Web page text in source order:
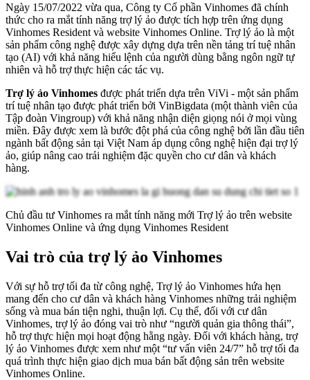
Ngày 15/07/2022 vừa qua, Công ty Cổ phần Vinhomes đã chính
thức cho ra mắt tính năng trợ lý ảo được tích hợp trên ứng dụng
Vinhomes Resident và website Vinhomes Online. Trợ lý ảo là một
sản phẩm công nghệ được xây dựng dựa trên nền tảng trí tuệ nhân
tạo (AI) với khả năng hiểu lệnh của người dùng bằng ngôn ngữ tự
nhiên và hỗ trợ thực hiện các tác vụ.
Trợ lý ảo Vinhomes được phát triển dựa trên ViVi - một sản phẩm
trí tuệ nhân tạo được phát triển bởi VinBigdata (một thành viên của
Tập đoàn Vingroup) với khả năng nhận diện giọng nói ở mọi vùng
miền. Đây được xem là bước đột phá của công nghệ bởi lần đầu tiên
ngành bất động sản tại Việt Nam áp dụng công nghệ hiện đại trợ lý
ảo, giúp nâng cao trải nghiệm đặc quyền cho cư dân và khách
hàng.
Chủ đầu tư Vinhomes ra mắt tính năng mới Trợ lý ảo trên website
Vinhomes Online và ứng dụng Vinhomes Resident
Vai trò của trợ lý ảo Vinhomes
Với sự hỗ trợ tối đa từ công nghệ, Trợ lý ảo Vinhomes hứa hẹn
mang đến cho cư dân và khách hàng Vinhomes những trải nghiệm
sống và mua bán tiện nghi, thuận lợi. Cụ thể, đối với cư dân
Vinhomes, trợ lý ảo đóng vai trò như “người quản gia thông thái”,
hỗ trợ thực hiện mọi hoạt động hằng ngày. Đối với khách hàng, trợ
lý ảo Vinhomes được xem như một “tư vấn viên 24/7” hỗ trợ tối đa
quá trình thực hiện giao dịch mua bán bất động sản trên website
Vinhomes Online.